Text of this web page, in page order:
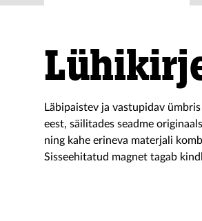
Läbipaistev ja vastupidav
eest, säilitades seadme
ning kahe erineva materjali
Sisseehitatud magnet tagab